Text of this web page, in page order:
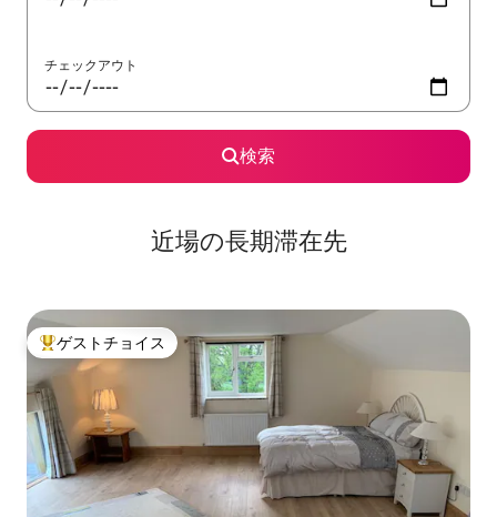
チェックアウト
検索
近場の長期滞在先
大好評のゲストチョイスです。
ゲストチョイス